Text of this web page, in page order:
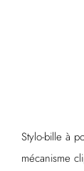
Stylo-bille à
mécanisme